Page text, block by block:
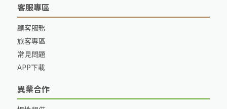
客服專區
顧客服務
旅客專區
常見問題
APP下載
異業合作